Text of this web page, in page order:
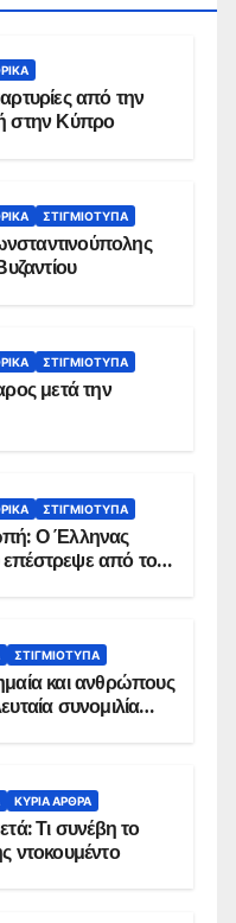
από την
στην Κύπρο
ΣΤΙΓΜΙΌΤΥΠΑ
ΣΤΙΓΜΙΌΤΥΠΑ
μετά την
ΣΤΙΓΜΙΌΤΥΠΑ
Ο Έλληνας
από το
ΣΤΙΓΜΙΌΤΥΠΑ
και ανθρώπους
συνομιλία
ΚΥΡΙΑ ΑΡΘΡΑ
Τι συνέβη το
1996 και ο χάρτης ντοκουμέντο